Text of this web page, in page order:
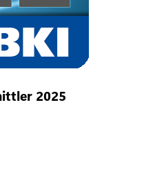
2025